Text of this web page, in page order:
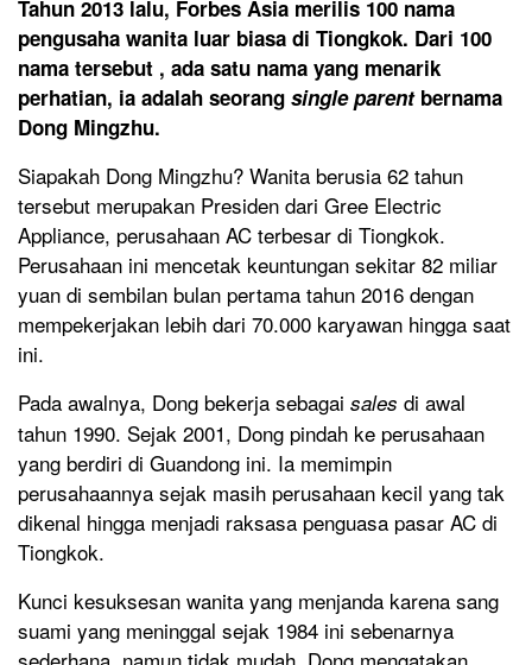
Tahun 2013 lalu, Forbes Asia merilis 100 nama
pengusaha wanita luar biasa di Tiongkok. Dari 100
nama tersebut , ada satu nama yang menarik
perhatian, ia adalah seorang single parentbernama
Dong Mingzhu.
Siapakah Dong Mingzhu? Wanita berusia 62 tahun
tersebut merupakan Presiden dari Gree Electric
Appliance, perusahaan AC terbesar di Tiongkok.
Perusahaan ini mencetak keuntungan sekitar 82 miliar
yuan di sembilan bulan pertama tahun 2016 dengan
mempekerjakan lebih dari 70.000 karyawan hingga saat
ini.
Pada awalnya, Dong bekerja sebagai sales di awal
tahun 1990. Sejak 2001, Dong pindah ke perusahaan
yang berdiri di Guandong ini. Ia memimpin
perusahaannya sejak masih perusahaan kecil yang tak
dikenal hingga menjadi raksasa penguasa pasar AC di
Tiongkok.
Kunci kesuksesan wanita yang menjanda karena sang
suami yang meninggal sejak 1984 ini sebenarnya